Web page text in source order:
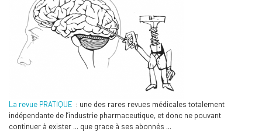
La revue PRATIQUE : une des rares revues médicales totalement
indépendante de l’industrie pharmaceutique, et donc ne pouvant
continuer à exister ... que grace à ses abonnés ...